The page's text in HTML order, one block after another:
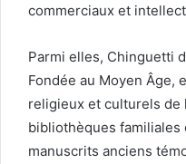
commerciaux et
Parmi elles, Chinguetti
Fondée au Moyen Âge,
religieux et culturels de
bibliothèques
manuscrits anciens